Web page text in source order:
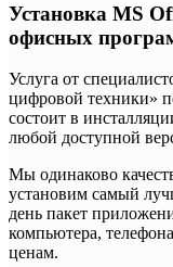
Установка MS
офисных
Услуга от
цифровой техники»
состоит в
любой доступной
Мы одинаково
установим самый
день пакет
компьютера,
ценам.